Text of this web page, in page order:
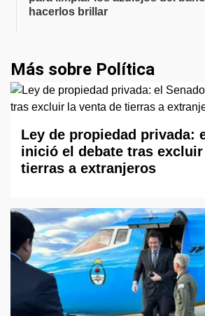
hacerlos brillar
Más sobre Política
Ley de propiedad privada:
inició el debate tras
tierras a extranjeros